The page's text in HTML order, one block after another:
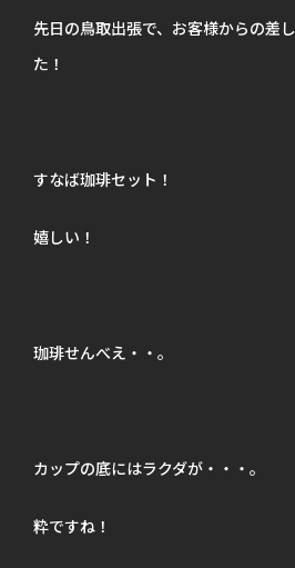
先日の鳥取出張で、お客様からの差
た！
すなば珈琲セット！
嬉しい！
珈琲せんべえ・・。
カップの底にはラクダが・・・。
粋ですね！